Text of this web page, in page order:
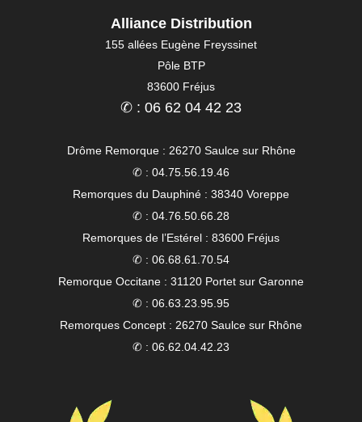
Alliance Distribution
155 allées Eugène Freyssinet
Pôle BTP
83600 Fréjus
✆ : 06 62 04 42 23
Drôme Remorque : 26270 Saulce sur Rhône
✆ : 04.75.56.19.46
Remorques du Dauphiné : 38340 Voreppe
✆ : 04.76.50.66.28
Remorques de l’Estérel : 83600 Fréjus
✆ : 06.68.61.70.54
Remorque Occitane : 31120 Portet sur Garonne
✆ : 06.63.23.95.95
Remorques Concept : 26270 Saulce sur Rhône
✆ : 06.62.04.42.23